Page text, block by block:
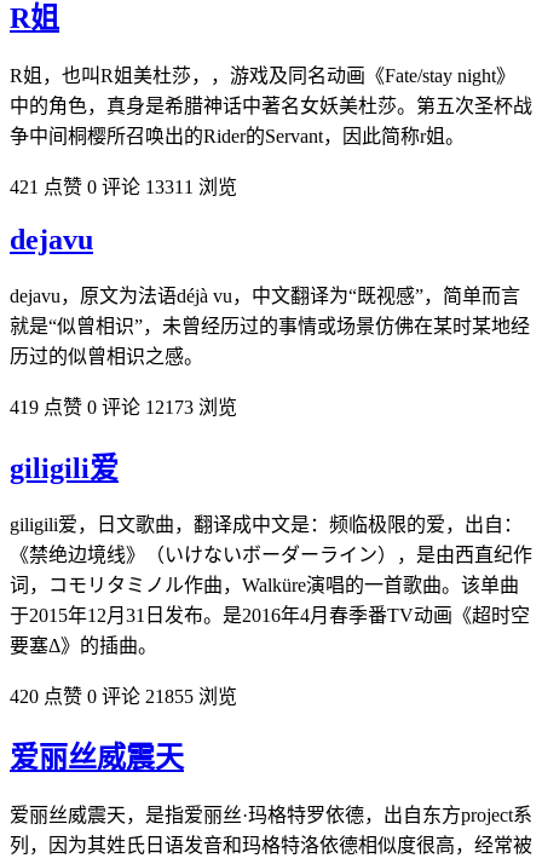
R姐
R姐，也叫R姐美杜莎，，游戏及同名动画《Fate/stay night》
中的角色，真身是希腊神话中著名女妖美杜莎。第五次圣杯战
争中间桐樱所召唤出的Rider的Servant，因此简称r姐。
421 点赞 0 评论 13311 浏览
dejavu
dejavu，原文为法语déjà vu，中文翻译为“既视感”，简单而言
就是“似曾相识”，未曾经历过的事情或场景仿佛在某时某地经
历过的似曾相识之感。
419 点赞 0 评论 12173 浏览
giligili爱
giligili爱，日文歌曲，翻译成中文是：频临极限的爱，出自：
《禁绝边境线》（いけないボーダーライン），是由西直纪作
词，コモリタミノル作曲，Walküre演唱的一首歌曲。该单曲
于2015年12月31日发布。是2016年4月春季番TV动画《超时空
要塞Δ》的插曲。
420 点赞 0 评论 21855 浏览
爱丽丝威震天
爱丽丝威震天，是指爱丽丝·玛格特罗依德，出自东方project系
列，因为其姓氏日‌‌‌‌‌‌‌‌语发音和玛格特洛依德相似度很高，经常被